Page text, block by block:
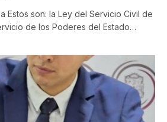
Estos son: la Ley del Servicio Civil de
de los Poderes del Estado…